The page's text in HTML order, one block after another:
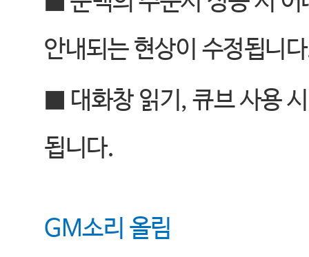
안내되는 현상이 수정됩니다
대화창 읽기 ,큐브 사용
됩니다.
GM소리 올림